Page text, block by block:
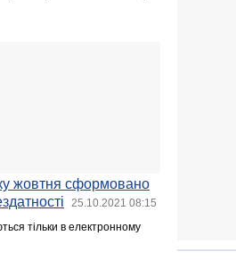
жовтня сформовано
25.10.2021 08:15
тільки в електронному